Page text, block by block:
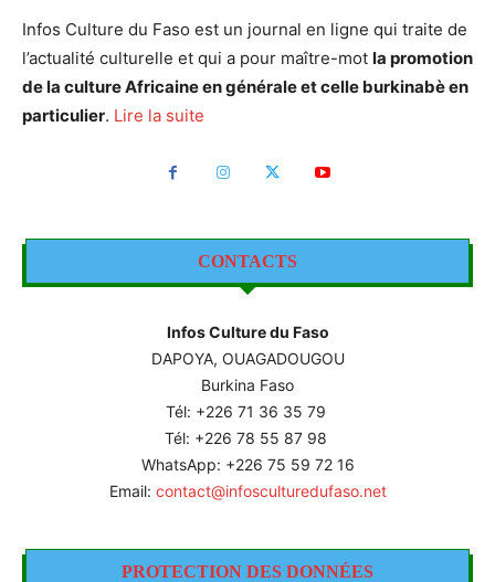
Infos Culture du Faso est un journal en ligne qui traite de
l’actualité culturelle et qui a pour maître-mot la promotion
de la culture Africaine en générale et celle burkinabè en
particulier. Lire la suite
CONTACTS
Infos Culture du Faso
DAPOYA, OUAGADOUGOU
Burkina Faso
Tél: +226 71 36 35 79
Tél: +226 78 55 87 98
WhatsApp: +226 75 59 72 16
Email: contact@infosculturedufaso.net
PROTECTION DES DONNÉES